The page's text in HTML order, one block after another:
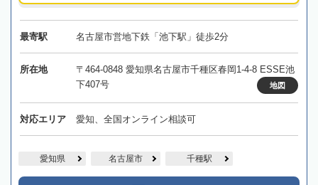
最寄駅 名古屋市営地下鉄「池下駅」徒歩2分
所在地
〒464-0848 愛知県名古屋市千種区春岡1-4-8 ESSE池
下407号
地図
対応エリア 愛知、全国オンライン相談可
愛知県 名古屋市 千種駅